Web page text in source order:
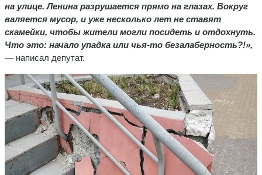
на улице. Ленина разрушается прямо на глазах. Вокруг
валяется мусор, и уже несколько лет не ставят
скамейки, чтобы жители могли посидеть и отдохнуть.
Что это: начало упадка или чья-то безалаберность?!»,
— написал депутат.